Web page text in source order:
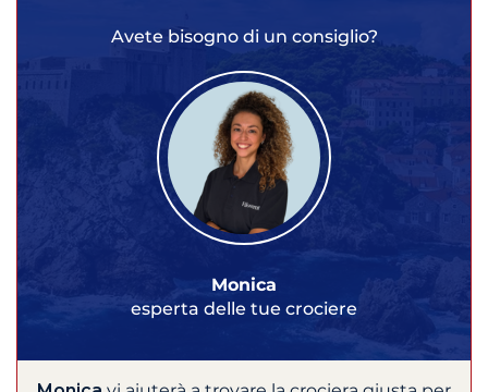
Avete bisogno di un consiglio?
Monica
esperta delle tue crociere